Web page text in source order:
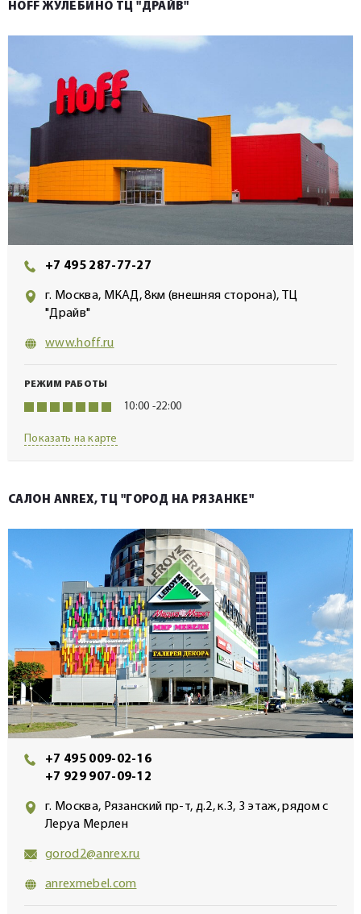
HOFF ЖУЛЕБИНО ТЦ "ДРАЙВ"
+7 495 287-77-27
г. Москва, МКАД, 8км (внешняя сторона), ТЦ
"Драйв"
www.hoff.ru
РЕЖИМ РАБОТЫ
10:00 -22:00
Показать на карте
САЛОН ANREX, ТЦ "ГОРОД НА РЯЗАНКЕ"
+7 495 009-02-16
+7 929 907-09-12
г. Москва, Рязанский пр-т, д.2, к.3, 3 этаж, рядом с
Леруа Мерлен
gorod2@anrex.ru
anrexmebel.com